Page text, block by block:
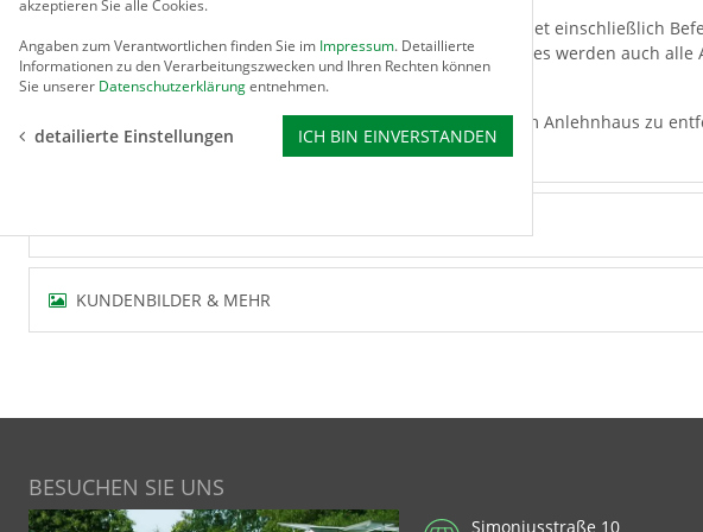
Wir liefern die UV-stabilisierte Luftpolsterfolie als Komplett-Set einschließlich
Das Anlehnhaus ist damit nicht nur schnell isoliert, sondern es werden auch alle
überdeckt.
Im Sommer ist es ratsam, die Luftpolsterfolie wieder aus dem Anlehnhaus zu
KUNDENBILDER & MEHR
BESUCHEN SIE UNS
Simoniusstraße 10
akzeptieren Sie alle Cookies.
Angaben zum Verantwortlichen finden Sie im Impressum. Detaillierte
Informationen zu den Verarbeitungszwecken und Ihren Rechten können
Sie unserer Datenschutzerklärung entnehmen.
detailierte Einstellungen ICH BIN EINVERSTANDEN